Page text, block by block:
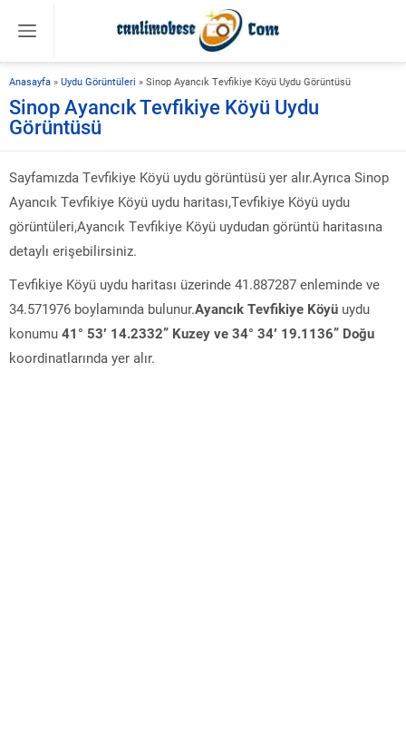
Anasayfa » Uydu Görüntüleri » Sinop Ayancık Tevfikiye Köyü Uydu Görüntüsü
Sinop Ayancık Tevfikiye Köyü Uydu
Görüntüsü
Sayfamızda Tevfikiye Köyü uydu görüntüsü yer alır.Ayrıca Sinop
Ayancık Tevfikiye Köyü uydu haritası,Tevfikiye Köyü uydu
görüntüleri,Ayancık Tevfikiye Köyü uydudan görüntü haritasına
detaylı erişebilirsiniz.
Tevfikiye Köyü uydu haritası üzerinde 41.887287 enleminde ve
34.571976 boylamında bulunur.Ayancık Tevfikiye Köyü uydu
konumu 41° 53′ 14.2332” Kuzey ve 34° 34′ 19.1136” Doğu
koordinatlarında yer alır.